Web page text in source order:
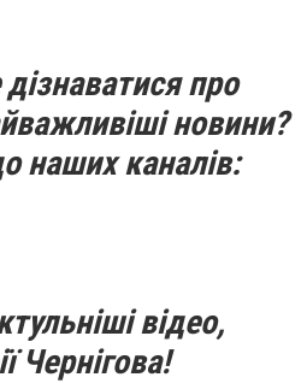
про
новини?
наших каналів:
відео,
Чернігова!